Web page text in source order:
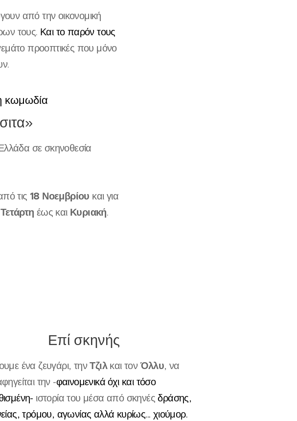
από την οικονομική
τους. Και το παρόν τους
προοπτικές που μόνο
κωμωδία
σε σκηνοθεσία
τις 18 Νοεμβρίου και για
Τετάρτη έως και Κυριακή.
Επί σκηνής
ένα ζευγάρι, τηνΤζιλκαι τονΌλλυ, να
την -φαινομενικά όχι και τόσο
ιστορία του μέσα από σκηνέςδράσης,
τρόμου, αγωνίας αλλά κυρίως... χιούμορ.